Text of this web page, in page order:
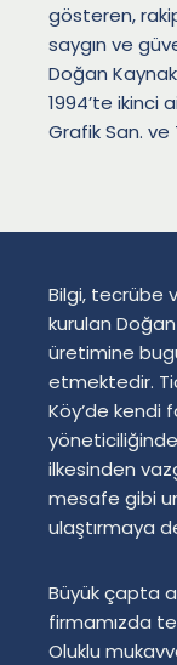
gösteren,
saygın ve
Doğan
1994’te ikinci
Grafik San. ve
Bilgi, tecrübe
kurulan Doğan
üretimine
etmektedir.
Köy’de kendi
ilkesinden
mesafe gibi
ulaştırmaya
Büyük çapta
firmamızda
Oluklu